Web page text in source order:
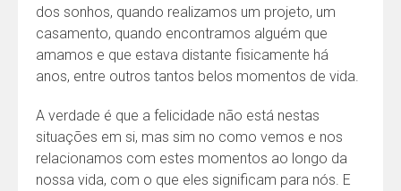
dos sonhos, quando realizamos um projeto, um
casamento, quando encontramos alguém que
amamos e que estava distante fisicamente há
anos, entre outros tantos belos momentos de vida.
A verdade é que a felicidade não está nestas
situações em si, mas sim no como vemos e nos
relacionamos com estes momentos ao longo da
nossa vida, com o que eles significam para nós. E